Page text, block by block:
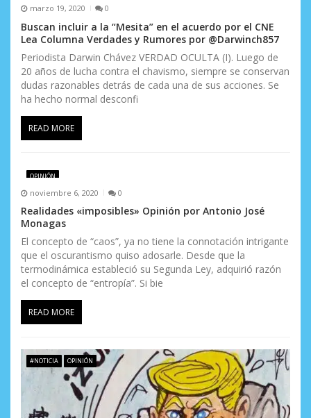
marzo 19, 2020 0
Buscan incluir a la “Mesita” en el acuerdo por el CNE
Lea Columna Verdades y Rumores por @Darwinch857
Periodista Darwin Chávez VERDAD OCULTA (I). Luego de
20 años de lucha contra el chavismo, siempre se conservan
dudas razonables detrás de cada una de sus acciones. Se
ha hecho normal desconfi
READ MORE
OPINIÓN
noviembre 6, 2020 0
Realidades «imposibles» Opinión por Antonio José
Monagas
El concepto de “caos”, ya no tiene la connotación intrigante
que el oscurantismo quiso adosarle. Desde que la
termodinámica estableció su Segunda Ley, adquirió razón
el concepto de “entropía”. Si bie
READ MORE
#NOTICIA OPINIÓN